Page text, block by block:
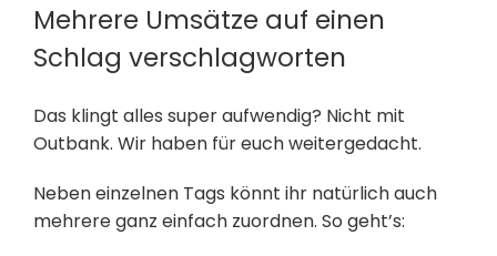
Mehrere Umsätze auf einen
Schlag verschlagworten
Das klingt alles super aufwendig? Nicht mit
Outbank. Wir haben für euch weitergedacht.
Neben einzelnen Tags könnt ihr natürlich auch
mehrere ganz einfach zuordnen. So geht’s: